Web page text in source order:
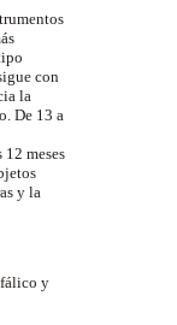
con
la
De 13 a
meses
y la
y